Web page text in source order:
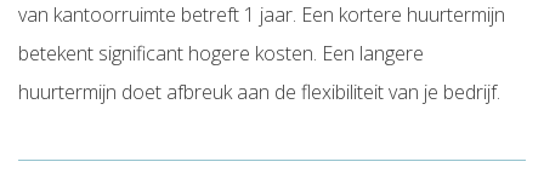
van kantoorruimte betreft 1 jaar. Een kortere huurtermijn
betekent significant hogere kosten. Een langere
huurtermijn doet afbreuk aan de flexibiliteit van je bedrijf.